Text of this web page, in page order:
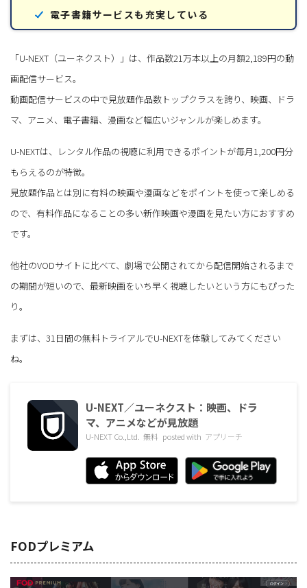
電子書籍サービスも充実している
「U-NEXT（ユーネクスト）」は、作品数21万本以上の月額2,189円の動
画配信サービス。
動画配信サービスの中で見放題作品数トップクラスを誇り、映画、ドラ
マ、アニメ、電子書籍、漫画など幅広いジャンルが楽しめます。
U-NEXTは、レンタル作品の視聴に利用できるポイントが毎月1,200円分
もらえるのが特徴。
見放題作品とは別に有料の映画や漫画などをポイントを使って楽しめる
ので、有料作品になることの多い新作映画や漫画を見たい方におすすめ
です。
他社のVODサイトに比べて、劇場で公開されてから配信開始されるまで
の期間が短いので、最新映画をいち早く視聴したいという方にもぴった
り。
まずは、31日間の無料トライアルでU-NEXTを体験してみてください
ね。
U-NEXT／ユーネクスト：映画、ドラ
マ、アニメなどが見放題
U-NEXT Co.,Ltd. 無料 posted with アプリーチ
FODプレミアム